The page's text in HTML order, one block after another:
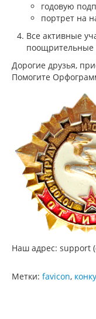
годовую
портрет на
Все активные
поощрительные
Дорогие друзья,
Помогите
Наш адрес: support
Метки: favicon,